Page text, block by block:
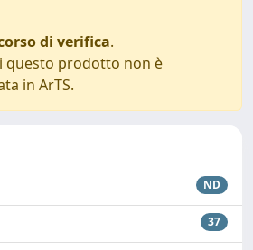
di verifica.
questo prodotto non è
in ArTS.
ND
37